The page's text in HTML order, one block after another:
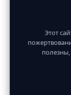
Этот